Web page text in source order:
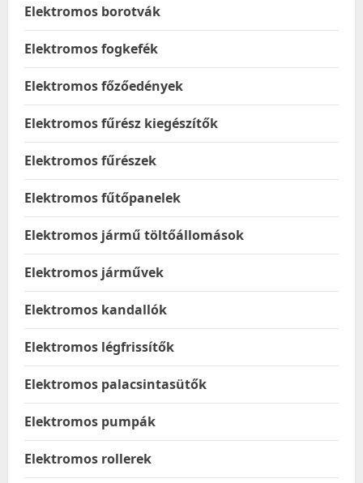
Elektromos borotvák
Elektromos fogkefék
Elektromos főzőedények
Elektromos fűrész kiegészítők
Elektromos fűrészek
Elektromos fűtőpanelek
Elektromos jármű töltőállomások
Elektromos járművek
Elektromos kandallók
Elektromos légfrissítők
Elektromos palacsintasütők
Elektromos pumpák
Elektromos rollerek